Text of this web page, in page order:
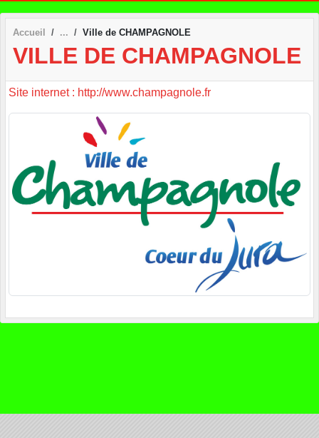
Accueil Ville de CHAMPAGNOLE
VILLE DE CHAMPAGNOLE
Site internet : http://www.champagnole.fr